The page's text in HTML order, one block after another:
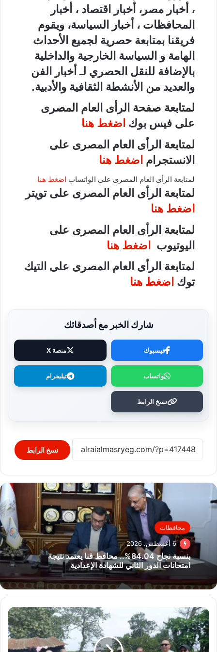
، أخبار مصر، أخبار اقتصاد ، أخبار
المحافظات ، أخبار السياسة، ويقوم
فريقنا بمتابعة حصرية لجميع الأحداث
الهامة و السياسة الخارجية والداخلية
بالإضافة للنقل الحصري لـ أخبار الفن
والعديد من الأنشطة الثقافية والأدبية.
لمتابعة صفحة الرأى العام المصرى
على فيس بوك اضغط هنا
لمتابعة الرأى العام المصرى على
الانستجرام اضغط هنا
لمتابعة الرأى العام المصرى على الواتساب اضغط هنا
لمتابعة الرأى العام المصرى على تويتر
اضغط هنا
لمتابعة الرأى العام المصرى على
اليوتيوب
اضغط هنا
لمتابعة الرأى العام المصرى على التيك
توك اضغط هنا
شارك الخبر مع أصدقائك
فيسبوك منصة X
واتساب تيليجرام
نسخ الرابط
نسخ الرابط
محافظات
6 أغسطس، 2026
بنسبة نجاح 84.04%.. محافظ قنا يعتمد نتيجة
امتحانات الدور الثاني للشهادة الإعدادية
وزير
الري
يتابع
موقف